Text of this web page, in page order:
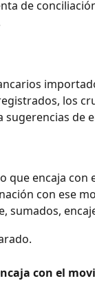
de
los
de
que encaja con
con ese
sumados,
con el